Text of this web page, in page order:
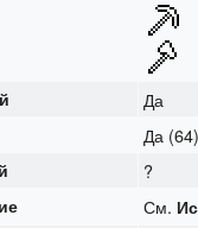
Да
Да (64)
?
См.